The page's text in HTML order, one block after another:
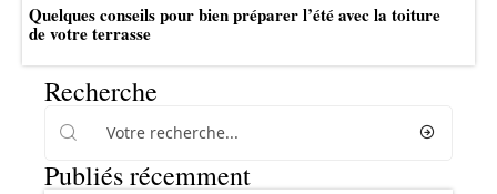
Quelques conseils pour bien préparer l’été avec la toiture
de votre terrasse
Recherche
Publiés récemment